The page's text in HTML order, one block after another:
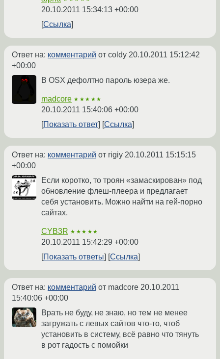
20.10.2011 15:34:13 +00:00
Ссылка
Ответ на: комментарий от coldy 20.10.2011 15:12:42
+00:00
В OSX дефолтно пароль юзера же.
madcore ★★★★★
20.10.2011 15:40:06 +00:00
Показать ответ
Ссылка
Ответ на: комментарий от rigiy 20.10.2011 15:15:15
+00:00
Если коротко, то троян «замаскирован» под
обновление флеш-плеера и предлагает
себя установить. Можно найти на гей-порно
сайтах.
CYB3R ★★★★★
20.10.2011 15:42:29 +00:00
Показать ответы
Ссылка
Ответ на: комментарий от madcore 20.10.2011
15:40:06 +00:00
Врать не буду, не знаю, но тем не менее
загружать с левых сайтов что-то, чтоб
установить в систему, всё равно что тянуть
в рот гадость с помойки